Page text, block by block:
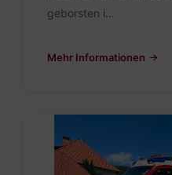
geborsten i…
Mehr Informationen
20260705-
WA0009.jpg